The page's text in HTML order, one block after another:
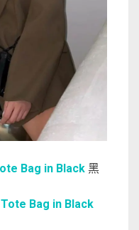
Bag in Black 黑
Tote Bag in Black